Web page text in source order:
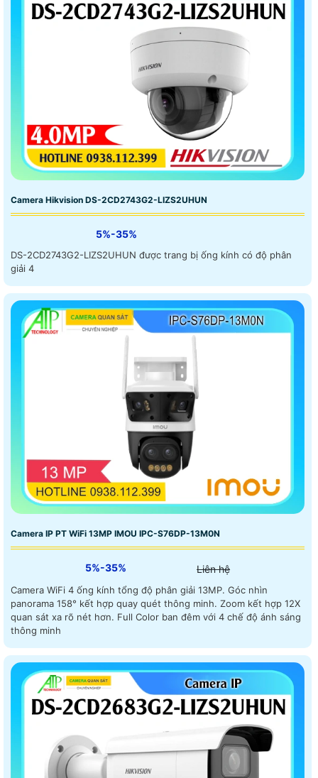
Camera Hikvision DS-2CD2743G2-LIZS2UHUN
5%-35%
DS-2CD2743G2-LIZS2UHUN được trang bị ống kính có độ phân
giải 4
Camera IP PT WiFi 13MP IMOU IPC-S76DP-13M0N
5%-35% Liên hệ
Camera WiFi 4 ống kính tổng độ phân giải 13MP. Góc nhìn
panorama 158° kết hợp quay quét thông minh. Zoom kết hợp 12X
quan sát xa rõ nét hơn. Full Color ban đêm với 4 chế độ ánh sáng
thông minh